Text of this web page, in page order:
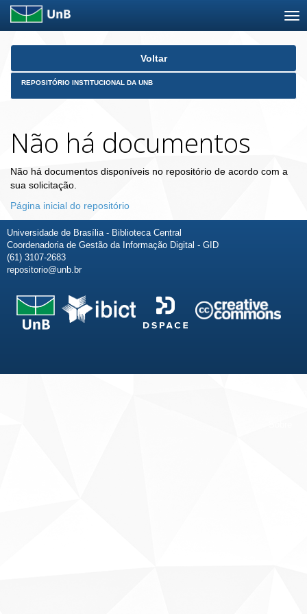
Skip
Voltar
REPOSITÓRIO INSTITUCIONAL DA UNB
Não há documentos
Não há documentos disponíveis no repositório de acordo com a
sua solicitação.
Página inicial do repositório
Universidade de Brasília - Biblioteca Central
Coordenadoria de Gestão da Informação Digital - GID
(61) 3107-2683
repositorio@unb.br